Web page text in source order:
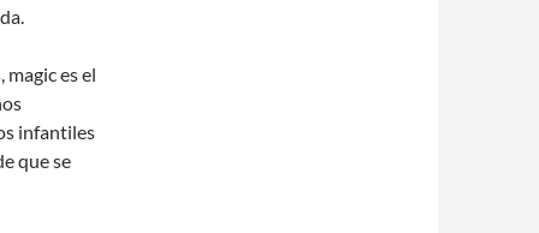
es el
infantiles
que se